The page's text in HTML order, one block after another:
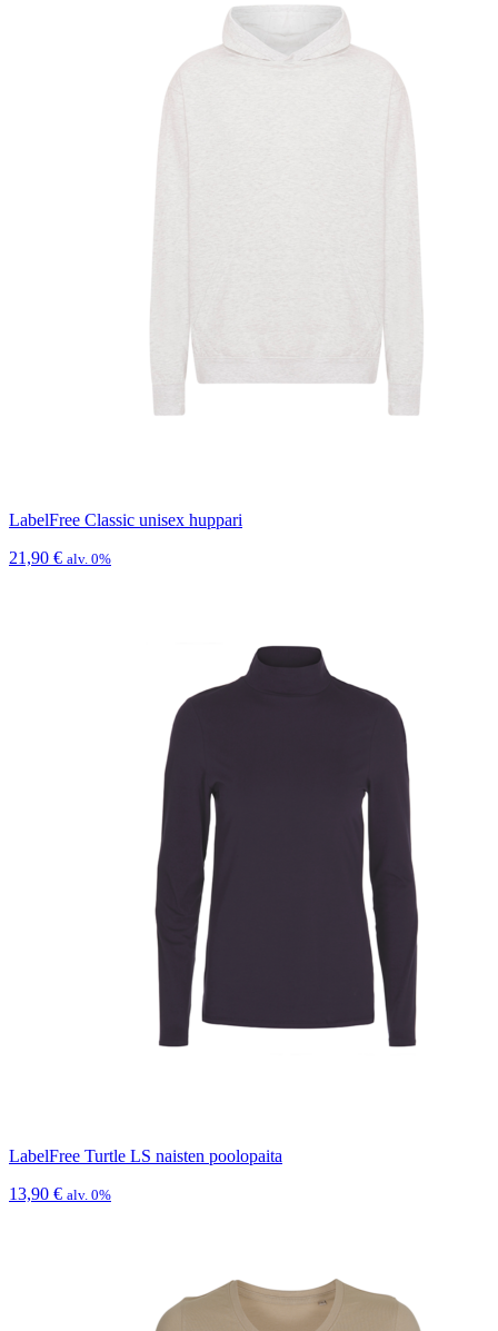
LabelFree Classic unisex huppari
21,90 € alv. 0%
LabelFree Turtle LS naisten poolopaita
13,90 € alv. 0%